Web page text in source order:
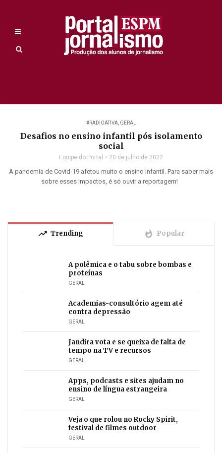
#RADIOATIVA, GERAL
Desafios no ensino infantil pós isolamento
social
Equipe do Portal 20 de julho de 2022
A pandemia de Covid-19 afetou muito o ensino infantil. Para saber mais
sobre esses impactos, é só ouvir a reportagem!
trending_up Trending whatshot Popular
A polêmica e o tabu sobre bombas e
proteínas
GERAL
Academias-consultório agem até
contra depressão
GERAL
Jandira vota e se queixa de falta de
tempo na TV e recursos
GERAL
Apps, podcasts e sites ajudam no
ensino de língua estrangeira
GERAL
Veja o que rolou no Rocky Spirit,
festival de filmes outdoor
GERAL